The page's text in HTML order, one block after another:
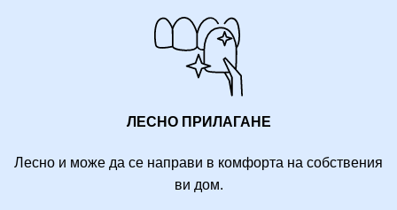
ЛЕСНО ПРИЛАГАНЕ
Лесно и може да се направи в комфорта на собствения
ви дом.